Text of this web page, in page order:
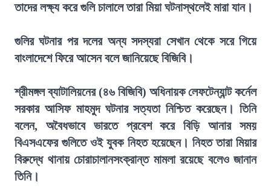
তাদের লক্ষ্য করে গুলি চালালে তারা মিয়া ঘটনাস্থলেই মারা যান।
গুলির ঘটনার পর দলের অন্য সদস্যরা সেখান থেকে সরে গিয়ে
বাংলাদেশে ফিরে আসেন বলে জানিয়েছে বিজিবি।
শ্রীমঙ্গল ব্যাটালিয়নের (৪৬ বিজিবি) অধিনায়ক লেফটেন্যান্ট কর্নেল
সরকার আসিফ মাহমুদ ঘটনার সত্যতা নিশ্চিত করেছেন। তিনি
বলেন, অবৈধভাবে ভারতে প্রবেশ করে বিড়ি আনার সময়
বিএসএফের গুলিতে ওই যুবক নিহত হয়েছেন। নিহত তারা মিয়ার
বিরুদ্ধে থানায় চোরাচালানসংক্রান্ত মামলা রয়েছে বলেও জানান
তিনি।